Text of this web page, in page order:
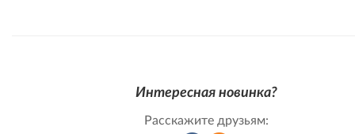
Интересная новинка?
Расскажите друзьям: